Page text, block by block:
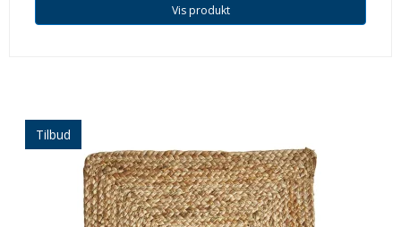
Vis produkt
Tilbud